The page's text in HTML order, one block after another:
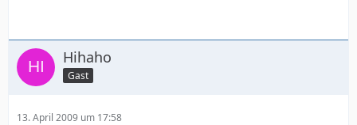
Hihaho
Gast
13. April 2009 um 17:58